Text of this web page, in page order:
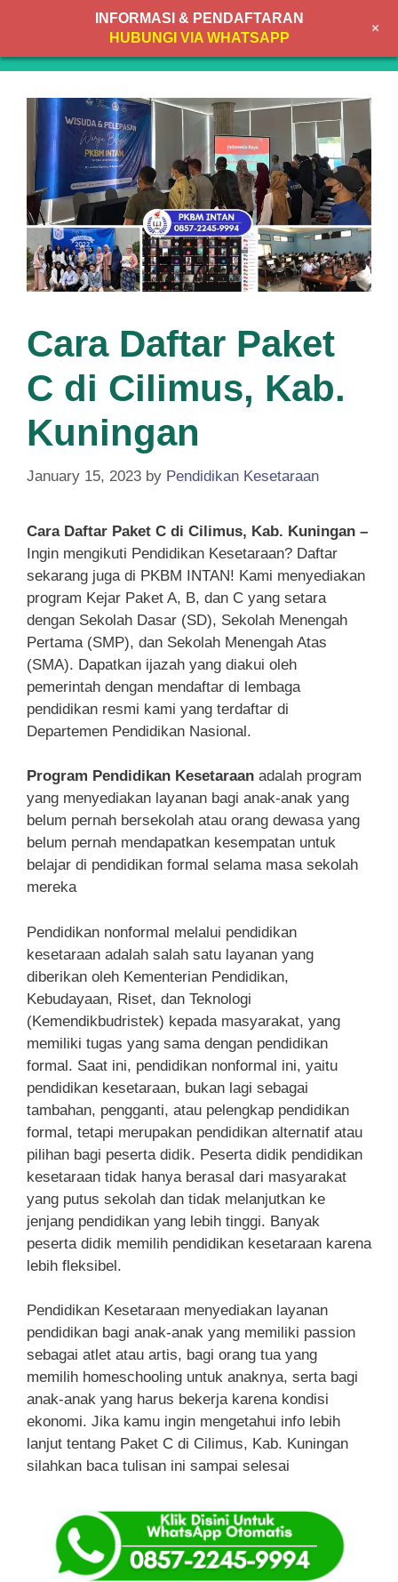
content
Cara Daftar Paket
C di Cilimus, Kab.
Kuningan
January 15, 2023 by Pendidikan Kesetaraan
Cara Daftar Paket C di Cilimus, Kab. Kuningan –
Ingin mengikuti Pendidikan Kesetaraan? Daftar
sekarang juga di PKBM INTAN! Kami menyediakan
program Kejar Paket A, B, dan C yang setara
dengan Sekolah Dasar (SD), Sekolah Menengah
Pertama (SMP), dan Sekolah Menengah Atas
(SMA). Dapatkan ijazah yang diakui oleh
pemerintah dengan mendaftar di lembaga
pendidikan resmi kami yang terdaftar di
Departemen Pendidikan Nasional.
Program Pendidikan Kesetaraan adalah program
yang menyediakan layanan bagi anak-anak yang
belum pernah bersekolah atau orang dewasa yang
belum pernah mendapatkan kesempatan untuk
belajar di pendidikan formal selama masa sekolah
mereka
Pendidikan nonformal melalui pendidikan
kesetaraan adalah salah satu layanan yang
diberikan oleh Kementerian Pendidikan,
Kebudayaan, Riset, dan Teknologi
(Kemendikbudristek) kepada masyarakat, yang
memiliki tugas yang sama dengan pendidikan
formal. Saat ini, pendidikan nonformal ini, yaitu
pendidikan kesetaraan, bukan lagi sebagai
tambahan, pengganti, atau pelengkap pendidikan
formal, tetapi merupakan pendidikan alternatif atau
pilihan bagi peserta didik. Peserta didik pendidikan
kesetaraan tidak hanya berasal dari masyarakat
yang putus sekolah dan tidak melanjutkan ke
jenjang pendidikan yang lebih tinggi. Banyak
peserta didik memilih pendidikan kesetaraan karena
lebih fleksibel.
Pendidikan Kesetaraan menyediakan layanan
pendidikan bagi anak-anak yang memiliki passion
sebagai atlet atau artis, bagi orang tua yang
memilih homeschooling untuk anaknya, serta bagi
anak-anak yang harus bekerja karena kondisi
ekonomi. Jika kamu ingin mengetahui info lebih
lanjut tentang Paket C di Cilimus, Kab. Kuningan
silahkan baca tulisan ini sampai selesai
INFORMASI & PENDAFTARAN
HUBUNGI VIA WHATSAPP
+